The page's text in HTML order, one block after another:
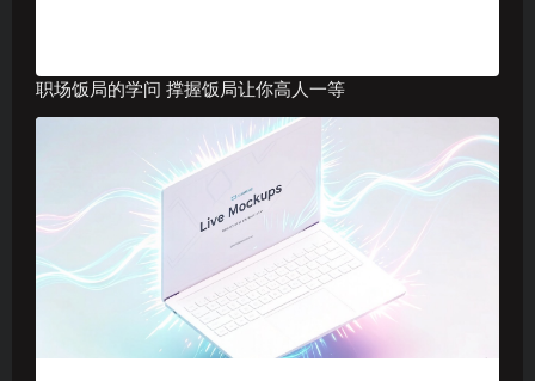
职场饭局的学问 撑握饭局让你高人一等